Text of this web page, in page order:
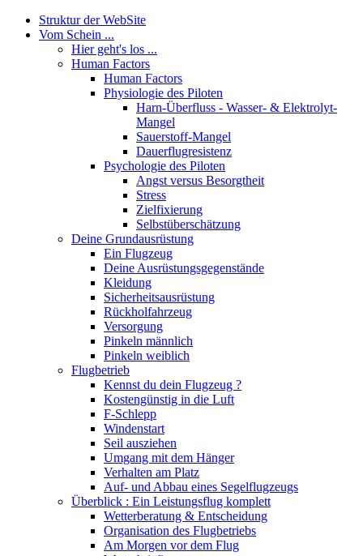
Struktur der WebSite
Vom Schein ...
Hier geht's los ...
Human Factors
Human Factors
Physiologie des Piloten
Harn-Überfluss - Wasser- & Elektrolyt-
Mangel
Sauerstoff-Mangel
Dauerflugresistenz
Psychologie des Piloten
Angst versus Besorgtheit
Stress
Zielfixierung
Selbstüberschätzung
Deine Grundausrüstung
Ein Flugzeug
Deine Ausrüstungsgegenstände
Kleidung
Sicherheitsausrüstung
Rückholfahrzeug
Versorgung
Pinkeln männlich
Pinkeln weiblich
Flugbetrieb
Kennst du dein Flugzeug ?
Kostengünstig in die Luft
F-Schlepp
Windenstart
Seil ausziehen
Umgang mit dem Hänger
Verhalten am Platz
Auf- und Abbau eines Segelflugzeugs
Überblick : Ein Leistungsflug komplett
Wetterberatung & Entscheidung
Organisation des Flugbetriebs
Am Morgen vor dem Flug